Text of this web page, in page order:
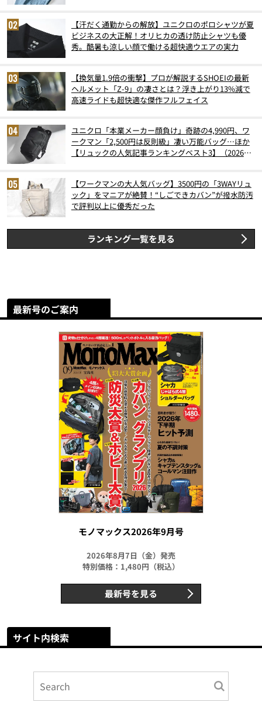
【汗だく通勤からの解放】ユニクロのポロシャツが夏
ビジネスの大正解！オリヒカの透け防止シャツも優
秀。酷暑も涼しい顔で働ける超快適ウエアの実力
【換気量1.9倍の衝撃】プロが解説するSHOEIの最新
ヘルメット「Z-9」の凄さとは？浮き上がり13%減で
高速ライドも超快適な傑作フルフェイス
ユニクロ「本業メーカー顔負け」奇跡の4,990円、ワ
ークマン「2,500円は反則級」凄い万能バッグ…ほか
【リュックの人気記事ランキングベスト3】（2026年
【ワークマンの大人気バッグ】3500円の「3WAYリュ
ック」をマニアが絶賛！“しごできカバン”が撥水防汚
で評判以上に優秀だった
ランキング一覧を見る
最新号のご案内
モノマックス2026年9月号
2026年8月7日（金）発売
特別価格：1,480円（税込）
最新号を見る
サイト内検索